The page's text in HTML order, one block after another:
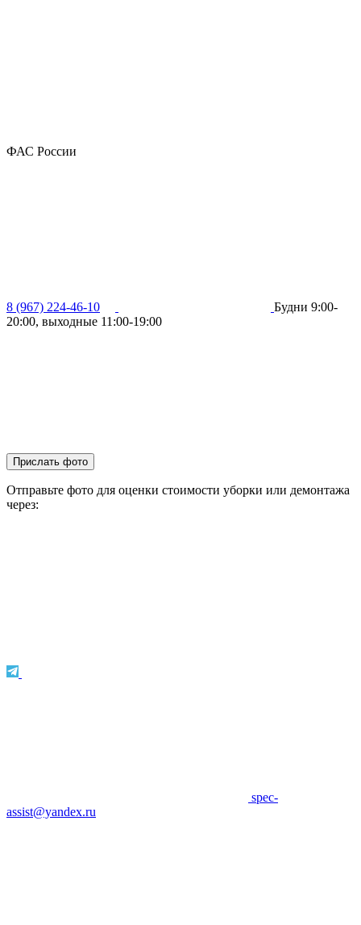
ФАС России
8 (967) 224-46-10
Будни 9:00-
20:00, выходные 11:00-19:00
Прислать фото
Отправьте фото для оценки стоимости уборки или демонтажа
через:
spec-
assist@yandex.ru